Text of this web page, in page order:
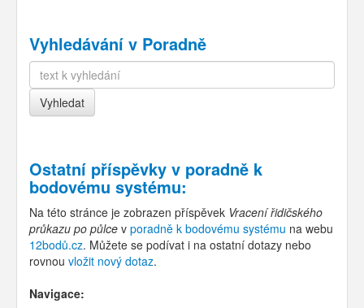
Vyhledávání v Poradně
Ostatní příspěvky v poradně k
bodovému systému:
Na této stránce je zobrazen příspěvek Vracení řidičského
průkazu po půlce v poradně k bodovému systému na webu
12bodů.cz. Můžete se podívat i na ostatní dotazy nebo
rovnou vložit nový dotaz.
Navigace: